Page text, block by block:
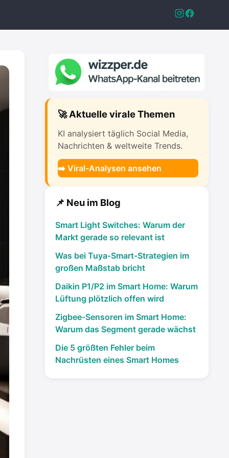
🚀 Aktuelle virale Themen
KI analysiert täglich Social Media,
Nachrichten & weltweite Trends.
➡️ Viral-Analysen ansehen
📌 Neu im Blog
Smart Light Switches: Warum der
Markt gerade so relevant ist
Was bei Tuya-Smart-Strategien im
großen Maßstab bricht
Daikin P1/P2 im Smart Home: Warum
Lüftung plötzlich offen wird
Zigbee-Sensoren im Smart Home:
Warum das Segment gerade wächst
Die 5 größten Fehler beim
Nachrüsten eines Smart Homes